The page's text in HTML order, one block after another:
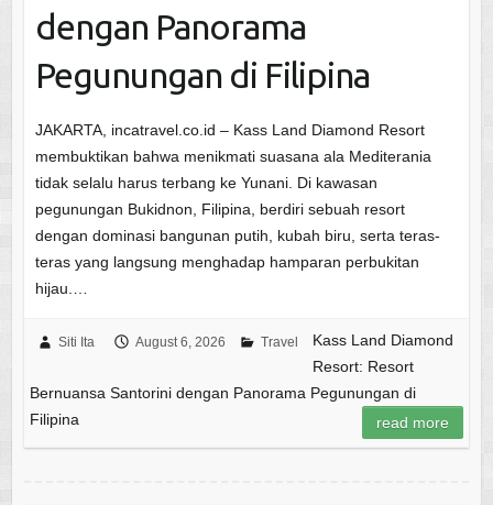
dengan Panorama
Pegunungan di Filipina
JAKARTA, incatravel.co.id – Kass Land Diamond Resort
membuktikan bahwa menikmati suasana ala Mediterania
tidak selalu harus terbang ke Yunani. Di kawasan
pegunungan Bukidnon, Filipina, berdiri sebuah resort
dengan dominasi bangunan putih, kubah biru, serta teras-
teras yang langsung menghadap hamparan perbukitan
hijau.…
Siti Ita August 6, 2026 Travel
Kass Land Diamond
Resort: Resort
Bernuansa Santorini dengan Panorama Pegunungan di
Filipina
read more